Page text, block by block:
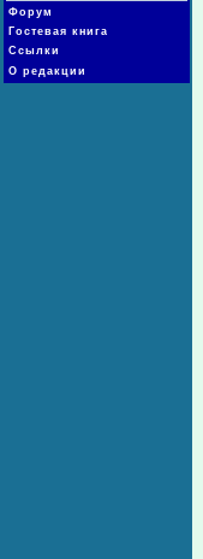
Форум
Гостевая книга
Ссылки
О редакции